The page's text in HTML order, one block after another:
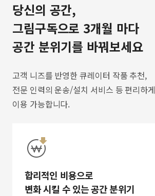
당신의 공간,
그림구독으로 3개월 마다
공간 분위기를 바꿔보세요
고객 니즈를 반영한 큐레이터 작품 추천,
전문 인력의 운송/설치 서비스 등 편리하게
이용 가능합니다.
합리적인 비용으로
변화 시킬 수 있는 공간 분위기